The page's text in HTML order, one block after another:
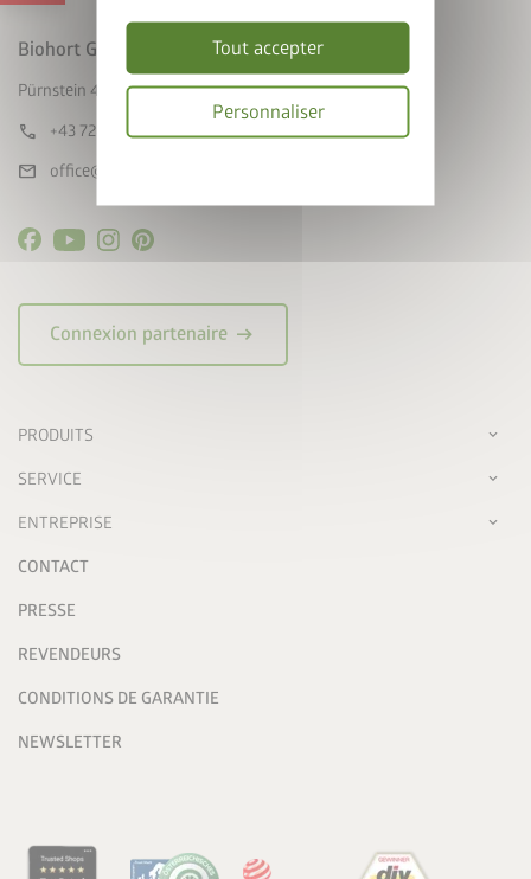
Tout accepter
Personnaliser
confidentialité
Biohort GmbH
Pürnstein 43, A-4120 Neufelden
call +43 7282 / 7788 0
mail office@biohort.at
Connexion partenaire arrow_right_alt
PRODUITS
SERVICE
ENTREPRISE
CONTACT
PRESSE
REVENDEURS
CONDITIONS DE GARANTIE
NEWSLETTER